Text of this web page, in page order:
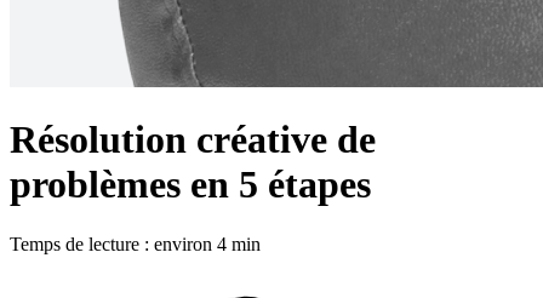
Résolution créative de
problèmes en 5 étapes
Temps de lecture : environ 4 min